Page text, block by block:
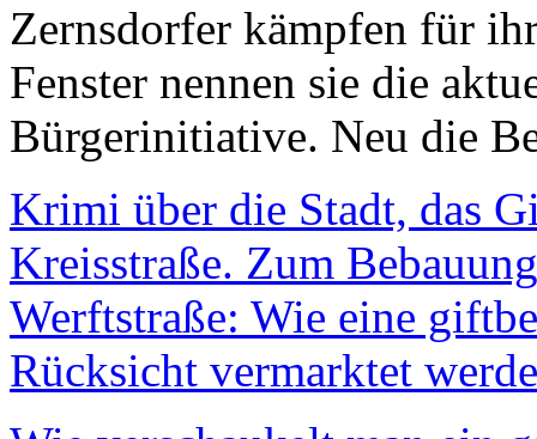
Zernsdorfer kämpfen für
Fenster nennen sie die
Bürgerinitiative. Neu die
Krimi über die Stadt, das
Kreisstraße. Zum
Werftstraße: Wie eine
Rücksicht vermarktet